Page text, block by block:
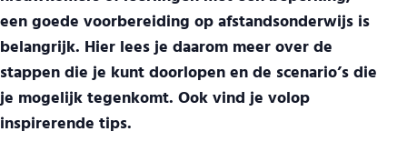
een goede voorbereiding op afstandsonderwijs is
belangrijk. Hier lees je daarom meer over de
stappen die je kunt doorlopen en de scenario’s die
je mogelijk tegenkomt. Ook vind je volop
inspirerende tips.